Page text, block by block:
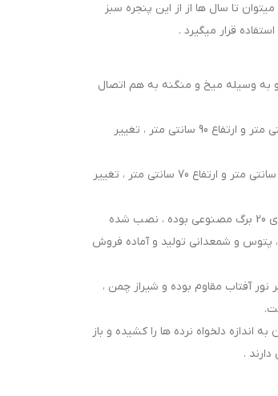
تا سال ها از از این پنجره سبز
قرار میگیرد .
به وسیله میخ و منگنه به هم اتصال
ابعاد این سازه چوبی در حالت نیمه باز به طول 150 سانتی متر و ارتفاع 110 سانتی متر می باشد . در حالت کاملا باز این آکاردئون چوبی ، ابعاد به طول 200 سانتی متر و ارتفاع 90 سانتی متر ، تغییر
ابعاد سازه فایبر پلاستیک در حالت نیمه باز به طول 150 سانتی متر و ارتفاع 120سانتی متر می باشد . در حالت کاملا باز این آکاردئون فایبر ، ابعاد به طول 260 سانتی متر و ارتفاع 70 سانتی متر ، تغییر
حال بر روی این سازه چوبی و یا پایه فایبر ، به وسیله منگنه ، ریسه برگ های مصنوعی نصب شده اند . بر روی هر محصول ، 13 ریسه برگ که هر کدام دارای 20 برگ مصنوعی بوده ، نصب شده
و شمعدانی تولید و آماده فروش
نور آفتاب مقاوم بوده و شیراز چمن ،
اندازه دلخواه نرده ها را کشیده و باز